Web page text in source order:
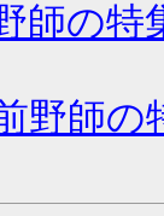
師の特
野師の